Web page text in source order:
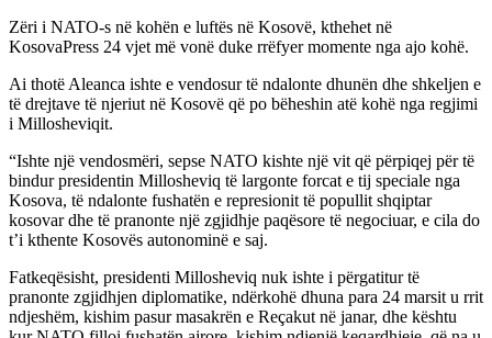
Zëri i NATO-s në kohën e luftës në Kosovë, kthehet në
KosovaPress 24 vjet më vonë duke rrëfyer momente nga ajo kohë.
Ai thotë Aleanca ishte e vendosur të ndalonte dhunën dhe shkeljen e
të drejtave të njeriut në Kosovë që po bëheshin atë kohë nga regjimi
i Millosheviqit.
“Ishte një vendosmëri, sepse NATO kishte një vit që përpiqej për të
bindur presidentin Millosheviq të largonte forcat e tij speciale nga
Kosova, të ndalonte fushatën e represionit të popullit shqiptar
kosovar dhe të pranonte një zgjidhje paqësore të negociuar, e cila do
t’i kthente Kosovës autonominë e saj.
Fatkeqësisht, presidenti Millosheviq nuk ishte i përgatitur të
pranonte zgjidhjen diplomatike, ndërkohë dhuna para 24 marsit u rrit
ndjeshëm, kishim pasur masakrën e Reçakut në janar, dhe kështu